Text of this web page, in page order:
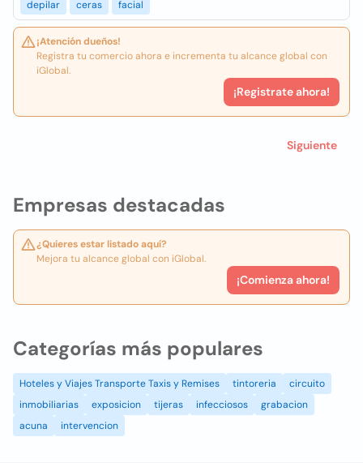
Empresas destacadas
¿Quieres estar listado aquí?
Mejora tu alcance global con iGlobal.
¡Comienza ahora!
depilar
ceras facial
¡Atención dueños!
Registra tu comercio ahora e incrementa tu alcance global con
iGlobal.
¡Registrate ahora!
Siguiente
Categorías más populares
Hoteles y Viajes Transporte Taxis y Remises tintoreria
circuito
inmobiliarias
exposicion tijeras infecciosos
grabacion
acuna
intervencion